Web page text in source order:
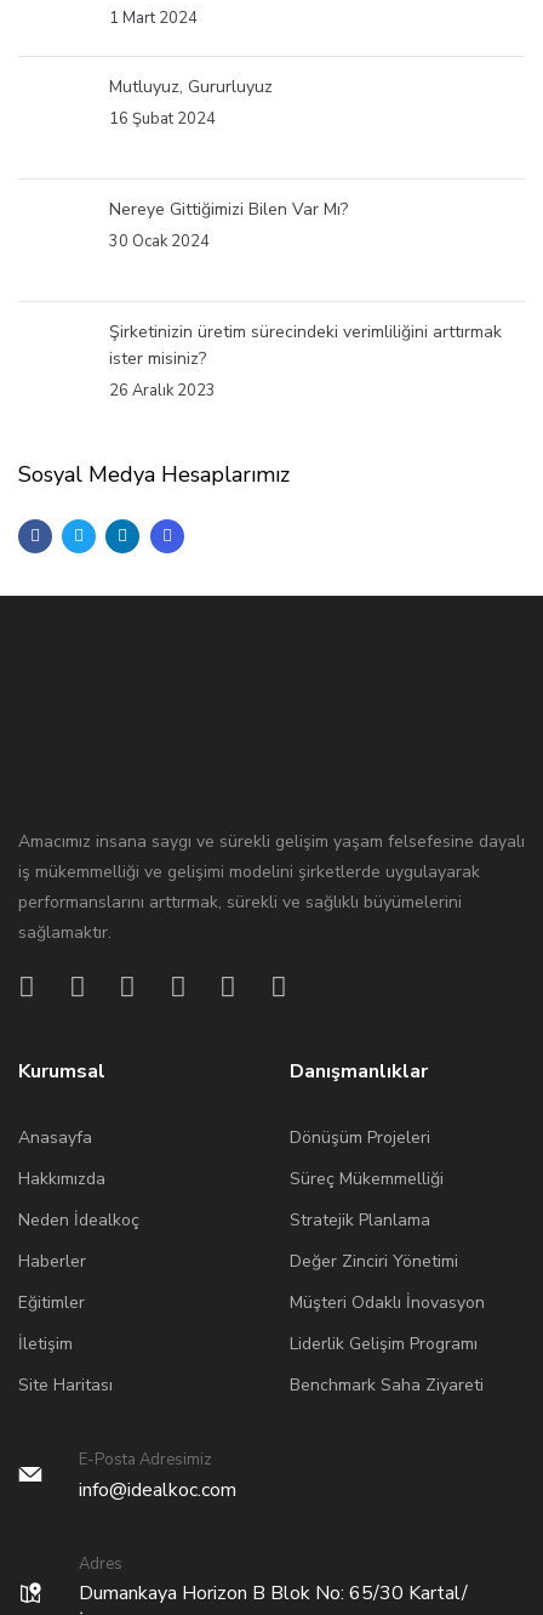
1 Mart 2024
Mutluyuz, Gururluyuz
16 Şubat 2024
Nereye Gittiğimizi Bilen Var Mı?
30 Ocak 2024
Şirketinizin üretim sürecindeki verimliliğini arttırmak
ister misiniz?
26 Aralık 2023
Sosyal Medya Hesaplarımız
Amacımız insana saygı ve sürekli gelişim yaşam felsefesine dayalı
iş mükemmelliği ve gelişimi modelini şirketlerde uygulayarak
performanslarını arttırmak, sürekli ve sağlıklı büyümelerini
sağlamaktır.
Kurumsal
Anasayfa
Hakkımızda
Neden İdealkoç
Haberler
Eğitimler
İletişim
Site Haritası
Danışmanlıklar
Dönüşüm Projeleri
Süreç Mükemmelliği
Stratejik Planlama
Değer Zinciri Yönetimi
Müşteri Odaklı İnovasyon
Liderlik Gelişim Programı
Benchmark Saha Ziyareti
E-Posta Adresimiz
info@idealkoc.com
Adres
Dumankaya Horizon B Blok No: 65/30 Kartal/